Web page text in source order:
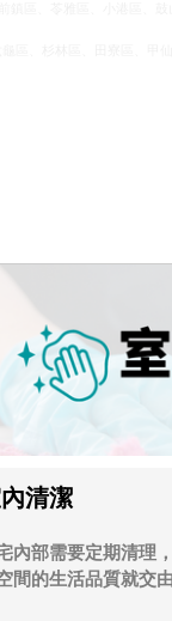
清潔
內部需要定期清理
間的生活品質就交